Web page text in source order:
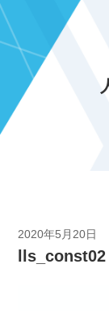
2020年5月20日
lls_const02